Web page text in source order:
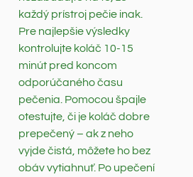
každý prístroj pečie inak.
Pre najlepšie výsledky
kontrolujte koláč 10-15
minút pred koncom
odporúčaného času
pečenia. Pomocou špajle
otestujte, či je koláč dobre
prepečený – ak z neho
vyjde čistá, môžete ho bez
obáv vytiahnuť. Po upečení